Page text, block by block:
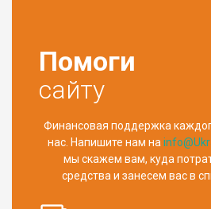
Помоги
сайту
Финансовая поддержка
нас. Напишите нам на
мы скажем вам, куда
средства и занесем вас в